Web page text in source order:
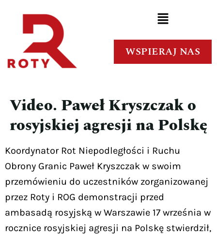
WSPIERAJ NAS
Video. Paweł Kryszczak o
rosyjskiej agresji na Polskę
Koordynator Rot Niepodległości i Ruchu
Obrony Granic Paweł Kryszczak w swoim
przemówieniu do uczestników zorganizowanej
przez Roty i ROG demonstracji przed
ambasadą rosyjską w Warszawie 17 września w
rocznice rosyjskiej agresji na Polskę stwierdził,